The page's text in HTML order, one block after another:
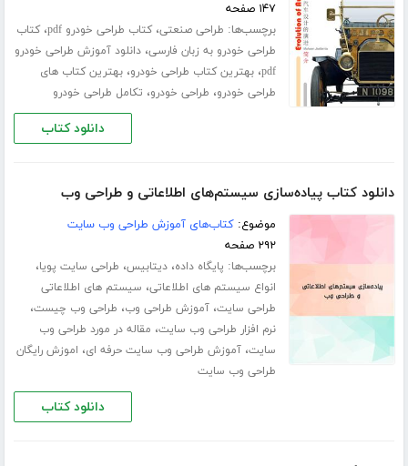
۱۴۷ صفحه
برچسب‌ها: طراحی صنعتی،کتاب طراحی خودرو pdf ،کتاب
طراحی خودرو به زبان فارسی،دانلود آموزش طراحی خودرو
pdf،بهترین کتاب طراحی خودرو،بهترین کتاب های
طراحی خودرو، طراحی خودرو، تکامل طراحی خودرو
دانلود کتاب
دانلود کتاب پیاده‌سازی سیستم‌های اطلاعاتی و طراحی وب
موضوع:کتاب‌های آموزش طراحی وب سایت
۲۹۲ صفحه
برچسب‌ها: پایگاه داده،دیتابیس، طراحی سایت پویا،
انواع سیستم های اطلاعاتی، سیستم های اطلاعاتی
طراحی سایت،آموزش طراحی وب، طراحی وب چیست،
نرم افزار طراحی وب سایت، مقاله در مورد طراحی وب
سایت،آموزش طراحی وب سایت حرفه ای، اموزش رایگان
طراحی وب سایت
دانلود کتاب